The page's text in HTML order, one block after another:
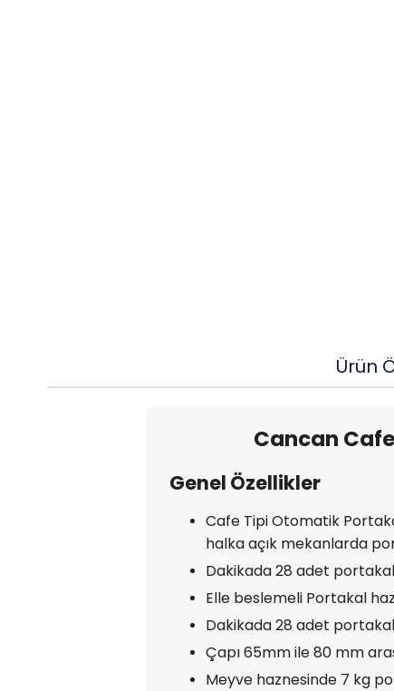
Ürün
Cancan
Genel Özellikler
Cafe Tipi Otomatik
halka açık mekanlarda
Dakikada 28 adet
Elle beslemeli Portakal
Dakikada 28 adet
Çapı 65mm ile 80 mm
Meyve haznesinde 7 kg